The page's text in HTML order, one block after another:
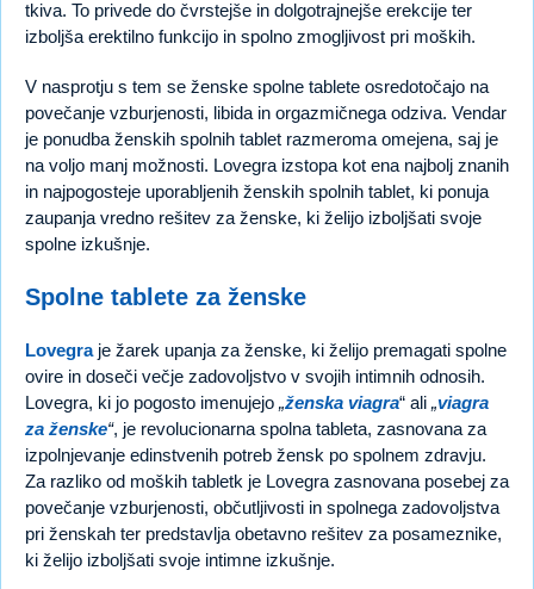
tkiva. To privede do čvrstejše in dolgotrajnejše erekcije ter
izboljša erektilno funkcijo in spolno zmogljivost pri moških.
V nasprotju s tem se ženske spolne tablete osredotočajo na
povečanje vzburjenosti, libida in orgazmičnega odziva. Vendar
je ponudba ženskih spolnih tablet razmeroma omejena, saj je
na voljo manj možnosti. Lovegra izstopa kot ena najbolj znanih
in najpogosteje uporabljenih ženskih spolnih tablet, ki ponuja
zaupanja vredno rešitev za ženske, ki želijo izboljšati svoje
spolne izkušnje.
Spolne tablete za ženske
Lovegraje žarek upanja za ženske, ki želijo premagati spolne
ovire in doseči večje zadovoljstvo v svojih intimnih odnosih.
Lovegra, ki jo pogosto imenujejo „ženska viagra“ ali „viagra
za ženske“, je revolucionarna spolna tableta, zasnovana za
izpolnjevanje edinstvenih potreb žensk po spolnem zdravju.
Za razliko od moških tabletk je Lovegra zasnovana posebej za
povečanje vzburjenosti, občutljivosti in spolnega zadovoljstva
pri ženskah ter predstavlja obetavno rešitev za posameznike,
ki želijo izboljšati svoje intimne izkušnje.